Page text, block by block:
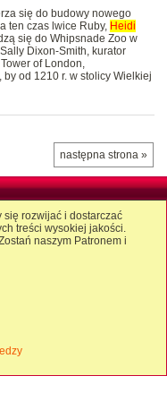
się do budowy nowego
ten czas lwice Ruby, Heidi
się do Whipsnade Zoo w
Dixon-Smith, kurator
of London,
od 1210 r. w stolicy Wielkiej
następna strona »
rozwijać i dostarczać
treści wysokiej jakości.
naszym Patronem i